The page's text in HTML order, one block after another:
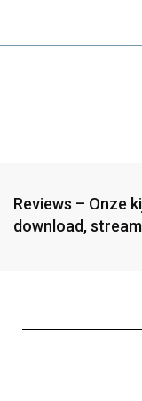
Reviews – Onze
download,